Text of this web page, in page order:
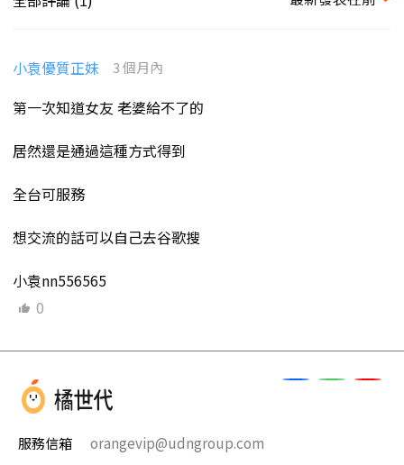
小袁優質正妹 3 個月內
第一次知道女友 老婆給不了的
居然還是通過這種方式得到
全台可服務
想交流的話可以自己去谷歌搜
小袁nn556565
0
服務信箱
orangevip@udngroup.com